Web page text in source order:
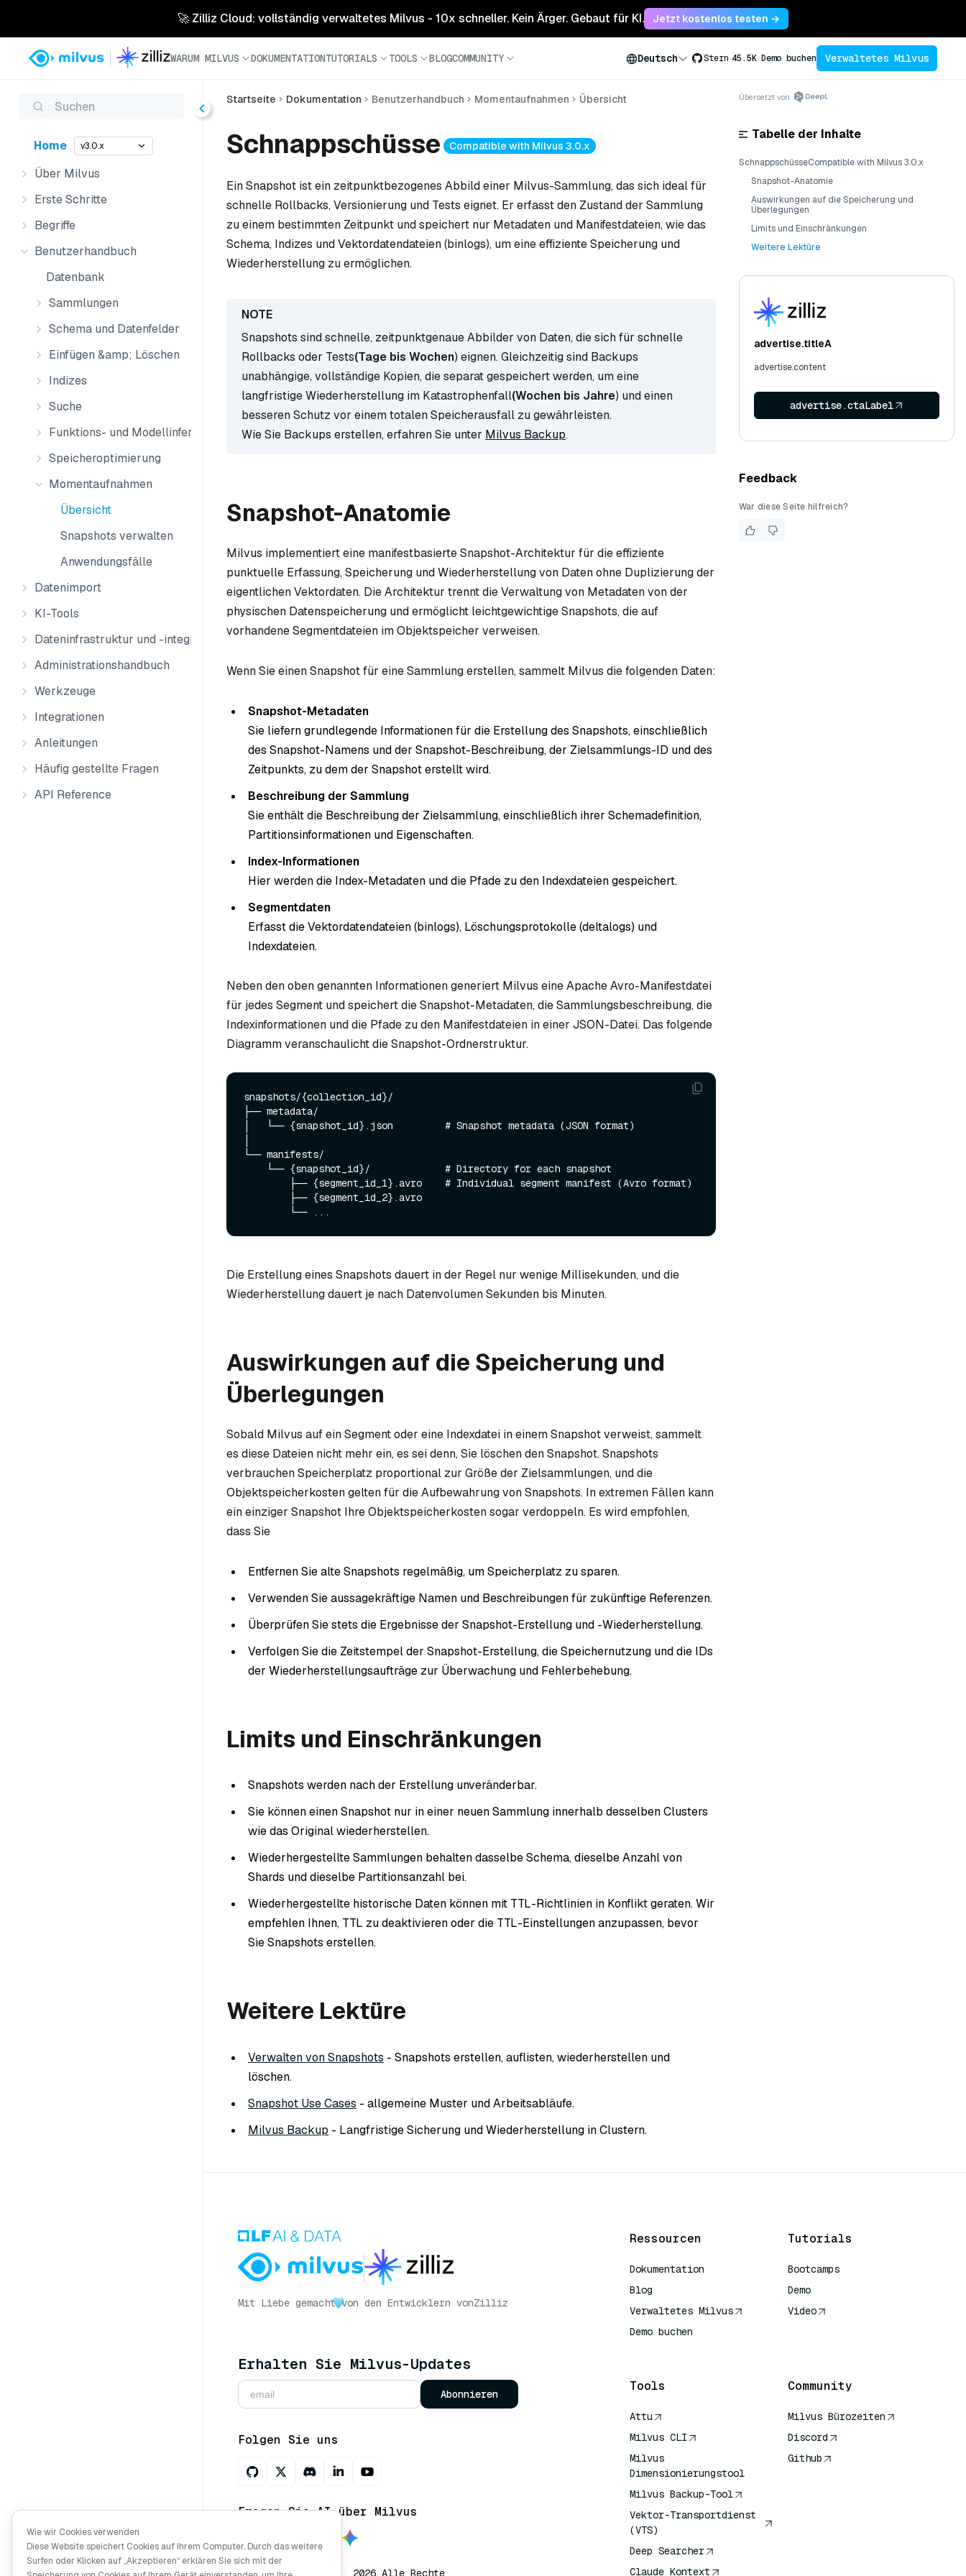
🚀 Zilliz Cloud: vollständig verwaltetes Milvus - 10x schneller. Kein Ärger. Gebaut für KI. Jetzt kostenlos testen →
WARUM MILVUS DOKUMENTATIONTUTORIALS TOOLS BLOGCOMMUNITY Deutsch Stern 45.5K Demo buchen Verwaltetes Milvus
Suchen
Home v3.0.x
Über Milvus
Erste Schritte
Begriffe
Benutzerhandbuch
Datenbank
Sammlungen
Schema und Datenfelder
Einfügen &amp; Löschen
Indizes
Suche
Funktions- und Modellinferenz
Speicheroptimierung
Momentaufnahmen
Übersicht
Snapshots verwalten
Anwendungsfälle
Datenimport
KI-Tools
Dateninfrastruktur und -integration
Administrationshandbuch
Werkzeuge
Integrationen
Anleitungen
Häufig gestellte Fragen
API Reference
Startseite Dokumentation Benutzerhandbuch Momentaufnahmen Übersicht
Schnappschüsse Compatible with Milvus 3.0.x
Ein Snapshot ist ein zeitpunktbezogenes Abbild einer Milvus-Sammlung, das sich ideal für
schnelle Rollbacks, Versionierung und Tests eignet. Er erfasst den Zustand der Sammlung
zu einem bestimmten Zeitpunkt und speichert nur Metadaten und Manifestdateien, wie das
Schema, Indizes und Vektordatendateien (binlogs), um eine effiziente Speicherung und
Wiederherstellung zu ermöglichen.
Snapshots sind schnelle, zeitpunktgenaue Abbilder von Daten, die sich für schnelle
Rollbacks oder Tests(Tage bis Wochen) eignen. Gleichzeitig sind Backups
unabhängige, vollständige Kopien, die separat gespeichert werden, um eine
langfristige Wiederherstellung im Katastrophenfall(Wochen bis Jahre) und einen
besseren Schutz vor einem totalen Speicherausfall zu gewährleisten.
Wie Sie Backups erstellen, erfahren Sie unter Milvus Backup.
Snapshot-Anatomie
Milvus implementiert eine manifestbasierte Snapshot-Architektur für die effiziente
punktuelle Erfassung, Speicherung und Wiederherstellung von Daten ohne Duplizierung der
eigentlichen Vektordaten. Die Architektur trennt die Verwaltung von Metadaten von der
physischen Datenspeicherung und ermöglicht leichtgewichtige Snapshots, die auf
vorhandene Segmentdateien im Objektspeicher verweisen.
Wenn Sie einen Snapshot für eine Sammlung erstellen, sammelt Milvus die folgenden Daten:
Snapshot-Metadaten
Sie liefern grundlegende Informationen für die Erstellung des Snapshots, einschließlich
des Snapshot-Namens und der Snapshot-Beschreibung, der Zielsammlungs-ID und des
Zeitpunkts, zu dem der Snapshot erstellt wird.
Beschreibung der Sammlung
Sie enthält die Beschreibung der Zielsammlung, einschließlich ihrer Schemadefinition,
Partitionsinformationen und Eigenschaften.
Index-Informationen
Hier werden die Index-Metadaten und die Pfade zu den Indexdateien gespeichert.
Segmentdaten
Erfasst die Vektordatendateien (binlogs), Löschungsprotokolle (deltalogs) und
Indexdateien.
Neben den oben genannten Informationen generiert Milvus eine Apache Avro-Manifestdatei
für jedes Segment und speichert die Snapshot-Metadaten, die Sammlungsbeschreibung, die
Indexinformationen und die Pfade zu den Manifestdateien in einer JSON-Datei. Das folgende
Diagramm veranschaulicht die Snapshot-Ordnerstruktur.
snapshots/{collection_id}/
├── metadata/
│   └── {snapshot_id}.json         # Snapshot metadata (JSON format)
└── manifests/
Die Erstellung eines Snapshots dauert in der Regel nur wenige Millisekunden, und die
Wiederherstellung dauert je nach Datenvolumen Sekunden bis Minuten.
Auswirkungen auf die Speicherung und
Überlegungen
Sobald Milvus auf ein Segment oder eine Indexdatei in einem Snapshot verweist, sammelt
es diese Dateien nicht mehr ein, es sei denn, Sie löschen den Snapshot. Snapshots
verbrauchen Speicherplatz proportional zur Größe der Zielsammlungen, und die
Objektspeicherkosten gelten für die Aufbewahrung von Snapshots. In extremen Fällen kann
ein einziger Snapshot Ihre Objektspeicherkosten sogar verdoppeln. Es wird empfohlen,
dass Sie
Entfernen Sie alte Snapshots regelmäßig, um Speicherplatz zu sparen.
Verwenden Sie aussagekräftige Namen und Beschreibungen für zukünftige Referenzen.
Überprüfen Sie stets die Ergebnisse der Snapshot-Erstellung und -Wiederherstellung.
Verfolgen Sie die Zeitstempel der Snapshot-Erstellung, die Speichernutzung und die IDs
der Wiederherstellungsaufträge zur Überwachung und Fehlerbehebung.
Limits und Einschränkungen
Snapshots werden nach der Erstellung unveränderbar.
Sie können einen Snapshot nur in einer neuen Sammlung innerhalb desselben Clusters
wie das Original wiederherstellen.
Wiederhergestellte Sammlungen behalten dasselbe Schema, dieselbe Anzahl von
Shards und dieselbe Partitionsanzahl bei.
Wiederhergestellte historische Daten können mit TTL-Richtlinien in Konflikt geraten. Wir
empfehlen Ihnen, TTL zu deaktivieren oder die TTL-Einstellungen anzupassen, bevor
Sie Snapshots erstellen.
Weitere Lektüre
Verwalten von Snapshots - Snapshots erstellen, auflisten, wiederherstellen und
löschen.
Snapshot Use Cases - allgemeine Muster und Arbeitsabläufe.
Milvus Backup - Langfristige Sicherung und Wiederherstellung in Clustern.
Übersetzt von
Tabelle der Inhalte
SchnappschüsseCompatible with Milvus 3.0.x
Snapshot-Anatomie
Auswirkungen auf die Speicherung und
Überlegungen
Limits und Einschränkungen
Weitere Lektüre
advertise.titleA
advertise.content
advertise.ctaLabel
Feedback
War diese Seite hilfreich?
Mit Liebe gemacht von den Entwicklern vonZilliz
Erhalten Sie Milvus-Updates
Abonnieren
Folgen Sie uns
Fragen Sie AI über Milvus
Copyright © Milvus. 2026 Alle Rechte
Ressourcen
Dokumentation
Blog
Verwaltetes Milvus
Demo buchen
Tutorials
Bootcamps
Demo
Video
Tools
Attu
Milvus CLI
Milvus
Dimensionierungstool
Milvus Backup-Tool
Vektor-Transportdienst
(VTS)
Deep Searcher
Claude Kontext
Community
Milvus Bürozeiten
Discord
Github
Wie wir Cookies verwenden
Diese Website speichert Cookies auf Ihrem Computer. Durch das weitere
Surfen oder Klicken auf „Akzeptieren“ erklären Sie sich mit der